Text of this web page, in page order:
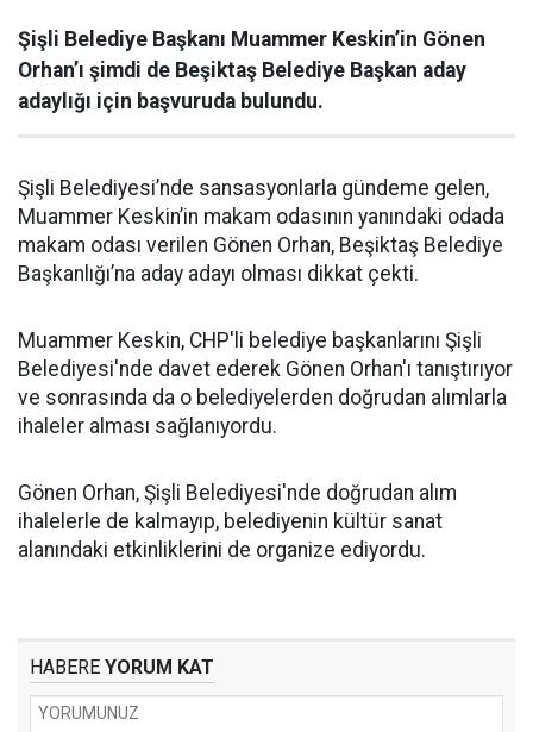
Şişli Belediye Başkanı Muammer Keskin’in Gönen
Orhan’ı şimdi de Beşiktaş Belediye Başkan aday
adaylığı için başvuruda bulundu.
Şişli Belediyesi’nde sansasyonlarla gündeme gelen,
Muammer Keskin’in makam odasının yanındaki odada
makam odası verilen Gönen Orhan, Beşiktaş Belediye
Başkanlığı’na aday adayı olması dikkat çekti.
Muammer Keskin, CHP'li belediye başkanlarını Şişli
Belediyesi'nde davet ederek Gönen Orhan'ı tanıştırıyor
ve sonrasında da o belediyelerden doğrudan alımlarla
ihaleler alması sağlanıyordu.
Gönen Orhan, Şişli Belediyesi'nde doğrudan alım
ihalelerle de kalmayıp, belediyenin kültür sanat
alanındaki etkinliklerini de organize ediyordu.
HABERE YORUM KAT